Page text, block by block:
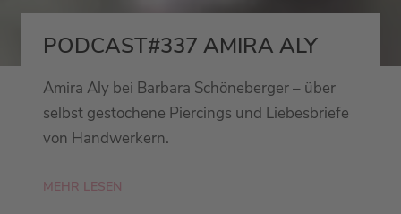
PODCAST#337 AMIRA ALY
Amira Aly bei Barbara Schöneberger – über
selbst gestochene Piercings und Liebesbriefe
von Handwerkern.
MEHR LESEN